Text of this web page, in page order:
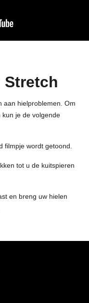
Stretch
aan hielproblemen. Om
kun je de volgende
filmpje wordt getoond.
tot u de kuitspieren
en breng uw hielen